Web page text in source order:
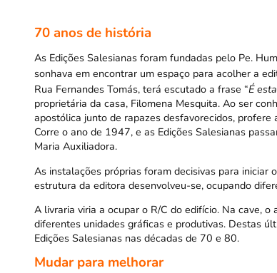
70 anos de história
As Edições Salesianas foram fundadas pelo Pe.
sonhava em encontrar um espaço para acolher a
Rua Fernandes Tomás, terá escutado a frase “É
proprietária da casa, Filomena Mesquita. Ao ser
apostólica junto de rapazes desfavorecidos, profere
Corre o ano de 1947, e as Edições Salesianas
Maria Auxiliadora.
As instalações próprias foram decisivas para iniciar
estrutura da editora desenvolveu-se, ocupando
A livraria viria a ocupar o R/C do edifício. Na cave,
diferentes unidades gráficas e produtivas. Destas
Edições Salesianas nas décadas de 70 e 80.
Mudar para melhorar